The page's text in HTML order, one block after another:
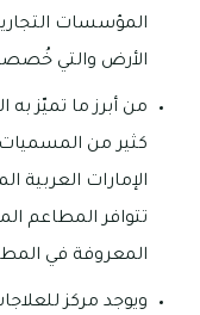
المؤسسات
الأرض والتي
من أبرز ما تميّز به
كثير من المسميات
الإمارات العربية
تتوافر المطاعم
المعروفة في
ويوجد مركز